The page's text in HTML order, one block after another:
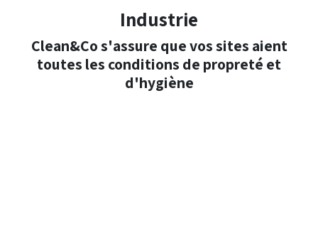
Industrie
Clean&Co s'assure que vos sites aient
toutes les conditions de propreté et
d'hygiène